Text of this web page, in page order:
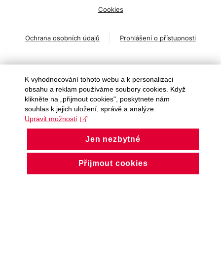
Cookies
Ochrana osobních údajů Prohlášení o přístupnosti
About us
People and contacts
Faculty and student activities
Projects and strategic partnerships
K vyhodnocování tohoto webu a k personalizaci
obsahu a reklam používáme soubory cookies. Když
klikněte na „přijmout cookies", poskytnete nám
souhlas k jejich uložení, správě a analýze.
Upravit možnosti
Jen nezbytné
Přijmout cookies